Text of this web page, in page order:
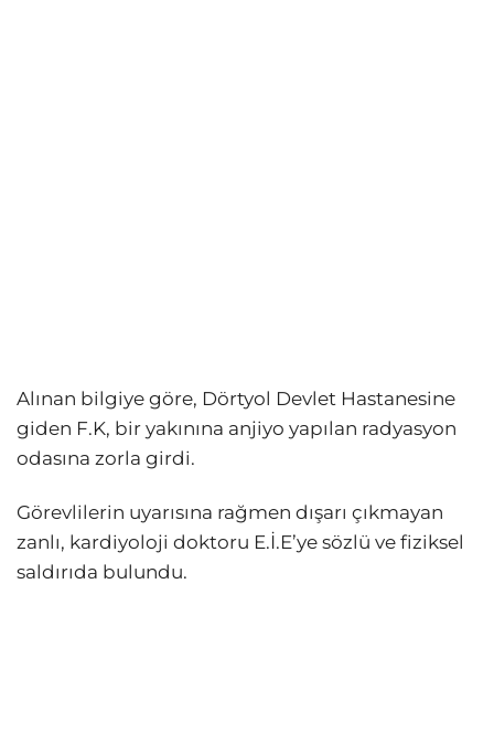
Alınan bilgiye göre, Dörtyol Devlet Hastanesine
giden F.K, bir yakınına anjiyo yapılan radyasyon
odasına zorla girdi.
Görevlilerin uyarısına rağmen dışarı çıkmayan
zanlı, kardiyoloji doktoru E.İ.E’ye sözlü ve fiziksel
saldırıda bulundu.